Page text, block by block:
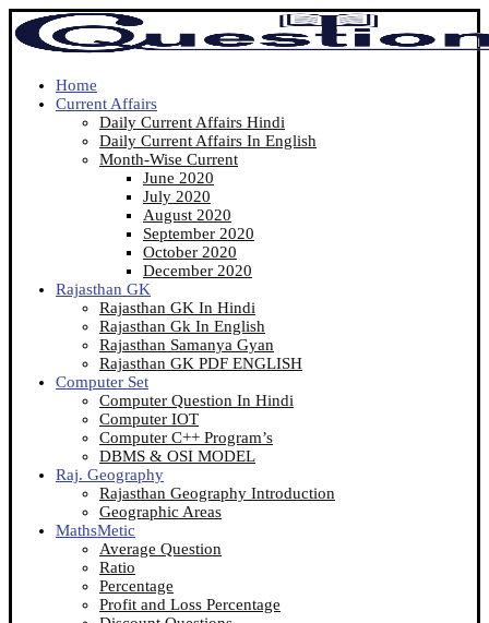
Home
Current Affairs
Daily Current Affairs Hindi
Daily Current Affairs In English
Month-Wise Current
June 2020
July 2020
August 2020
September 2020
October 2020
December 2020
Rajasthan GK
Rajasthan GK In Hindi
Rajasthan Gk In English
Rajasthan Samanya Gyan
Rajasthan GK PDF ENGLISH
Computer Set
Computer Question In Hindi
Computer IOT
Computer C++ Program’s
DBMS & OSI MODEL
Raj. Geography
Rajasthan Geography Introduction
Geographic Areas
MathsMetic
Average Question
Ratio
Percentage
Profit and Loss Percentage